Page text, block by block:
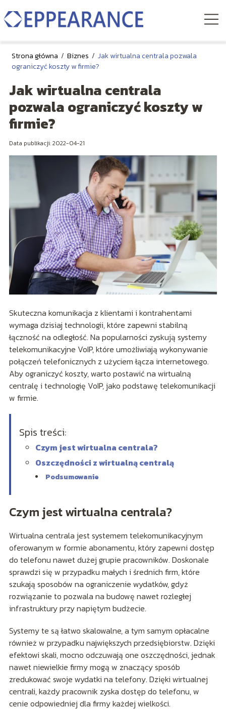
Strona główna / Biznes / Jak wirtualna centrala pozwala
ograniczyć koszty w firmie?
Jak wirtualna centrala
pozwala ograniczyć koszty w
firmie?
Data publikacji: 2022-04-21
Skuteczna komunikacja z klientami i kontrahentami
wymaga dzisiaj technologii, które zapewni stabilną
łączność na odległość. Na popularności zyskują systemy
telekomunikacyjne VoIP, które umożliwiają wykonywanie
połączeń telefonicznych z użyciem łącza internetowego.
Aby ograniczyć koszty, warto postawić na wirtualną
centralę i technologię VoIP, jako podstawę telekomunikacji
w firmie.
Spis treści:
Czym jest wirtualna centrala?
Oszczędności z wirtualną centralą
Podsumowanie
Czym jest wirtualna centrala?
Wirtualna centrala jest systemem telekomunikacyjnym
oferowanym w formie abonamentu, który zapewni dostęp
do telefonu nawet dużej grupie pracowników. Doskonale
sprawdzi się w przypadku małych i średnich firm, które
szukają sposobów na ograniczenie wydatków, gdyż
rozwiązanie to pozwala na budowę nawet rozległej
infrastruktury przy napiętym budżecie.
Systemy te są łatwo skalowalne, a tym samym opłacalne
również w przypadku największych przedsiębiorstw. Dzięki
efektowi skali, mocno odczuwają one oszczędności, jednak
nawet niewielkie firmy mogą w znaczący sposób
zredukować swoje wydatki na telefony. Dzięki wirtualnej
centrali, każdy pracownik zyska dostęp do telefonu, w
cenie odpowiedniej dla firmy każdej wielkości.